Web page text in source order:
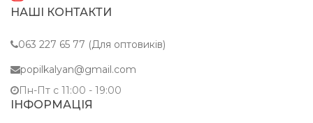
НАШІ КОНТАКТИ
063 227 65 77 (Для оптовиків)
popilkalyan@gmail.com
Пн-Пт c 11:00 - 19:00
ІНФОРМАЦІЯ